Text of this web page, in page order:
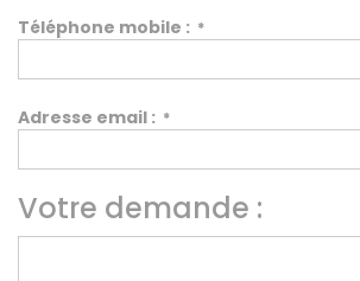
Vousfinancer Narbonne
Immo Fox
Téléphone mobile : *
Adresse email : *
Votre demande :